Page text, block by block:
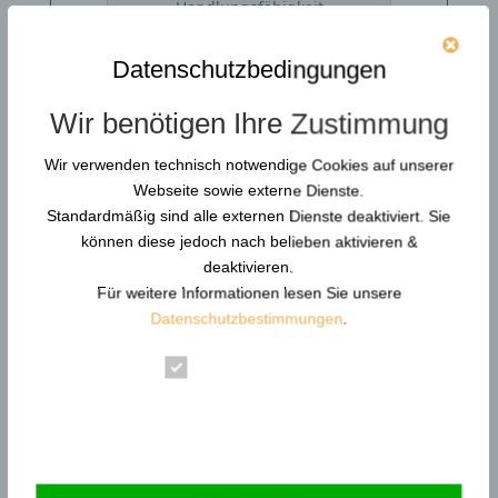
Handlungsfähigkeit
Wie sollen Teams in
im Außendienst oder bei
kritischen Situationen
handlungssicher sein,
wenn sie diese Lagen
nie in realitätsnahen
Szenarien geübt haben?
Ab welchem Punkt wird
aus formaler
Compliance ein
Datenschutzbedingungen
Wir benötigen Ihre Zustimmung
Wir verwenden technisch notwendige Cookies auf unserer
Webseite sowie externe Dienste.
Standardmäßig sind alle externen Dienste deaktiviert. Sie
können diese jedoch nach belieben aktivieren &
deaktivieren.
Für weitere Informationen lesen Sie unsere
Datenschutzbestimmungen.